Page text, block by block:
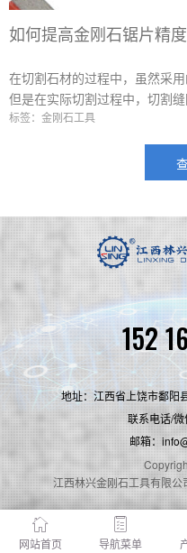
如何提高金刚石锯片精度
在切割石材的过程中，虽然采用
但是在实际切割过程中，切割
偏小的情况，最终导致尺寸出现
因造成的锯缝大小不均呢？要
标签：金刚石工具
152
地址：江西省上饶市鄱阳
联系电话/
邮箱：
江西林兴金刚石工具有限
网站首页 导航菜单